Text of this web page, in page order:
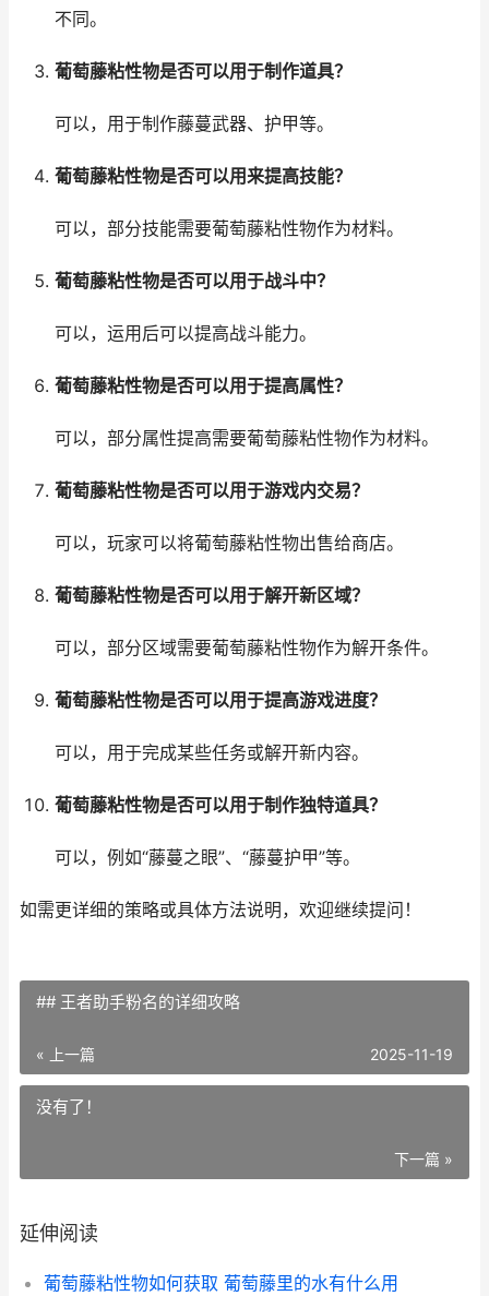
不同。
葡萄藤粘性物是否可以用于制作道具？
可以，用于制作藤蔓武器、护甲等。
葡萄藤粘性物是否可以用来提高技能？
可以，部分技能需要葡萄藤粘性物作为材料。
葡萄藤粘性物是否可以用于战斗中？
可以，运用后可以提高战斗能力。
葡萄藤粘性物是否可以用于提高属性？
可以，部分属性提高需要葡萄藤粘性物作为材料。
葡萄藤粘性物是否可以用于游戏内交易？
可以，玩家可以将葡萄藤粘性物出售给商店。
葡萄藤粘性物是否可以用于解开新区域？
可以，部分区域需要葡萄藤粘性物作为解开条件。
葡萄藤粘性物是否可以用于提高游戏进度？
可以，用于完成某些任务或解开新内容。
葡萄藤粘性物是否可以用于制作独特道具？
可以，例如“藤蔓之眼”、“藤蔓护甲”等。
如需更详细的策略或具体方法说明，欢迎继续提问！
## 王者助手粉名的详细攻略
« 上一篇 2025-11-19
没有了！
下一篇 »
延伸阅读
葡萄藤粘性物如何获取 葡萄藤里的水有什么用